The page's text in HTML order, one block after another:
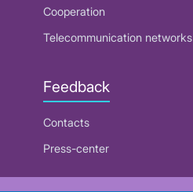
Cooperation
Telecommunication networks
Feedback
Contacts
Press-center